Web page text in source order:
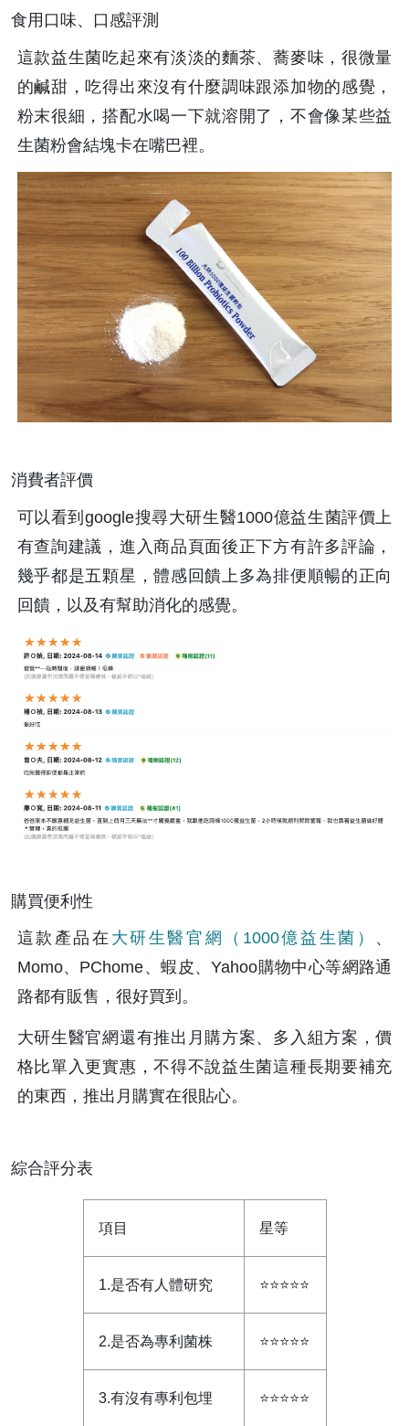
食用口味、口感評測
這款益生菌吃起來有淡淡的麵茶、蕎麥味，很微量
的鹹甜，吃得出來沒有什麼調味跟添加物的感覺，
粉末很細，搭配水喝一下就溶開了，不會像某些益
生菌粉會結塊卡在嘴巴裡。
消費者評價
可以看到google搜尋大研生醫1000億益生菌評價上
有查詢建議，進入商品頁面後正下方有許多評論，
幾乎都是五顆星，體感回饋上多為排便順暢的正向
回饋，以及有幫助消化的感覺。
購買便利性
這款產品在 大研生醫官網（1000億益生菌） 、
Momo、PChome、蝦皮、Yahoo購物中心等網路通
路都有販售，很好買到。
大研生醫官網還有推出月購方案、多入組方案，價
格比單入更實惠，不得不說益生菌這種長期要補充
的東西，推出月購實在很貼心。
綜合評分表
項目 星等
1.是否有人體研究 ⭐⭐⭐⭐⭐
2.是否為專利菌株 ⭐⭐⭐⭐⭐
3.有沒有專利包埋 ⭐⭐⭐⭐⭐